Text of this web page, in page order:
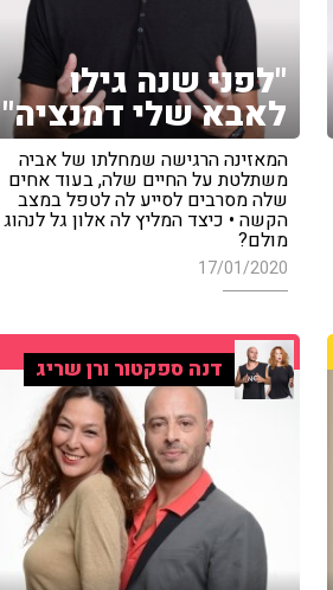
"לפני שנה גילו
לאבא שלי דמנציה"
המאזינה הרגישה שמחלתו של אביה
משתלטת על החיים שלה, בעוד אחים
שלה מסרבים לסייע לה לטפל במצב
הקשה • כיצד המליץ לה אלון גל לנהוג
מולם?
17/01/2020
דנה ספקטור ורן שריג